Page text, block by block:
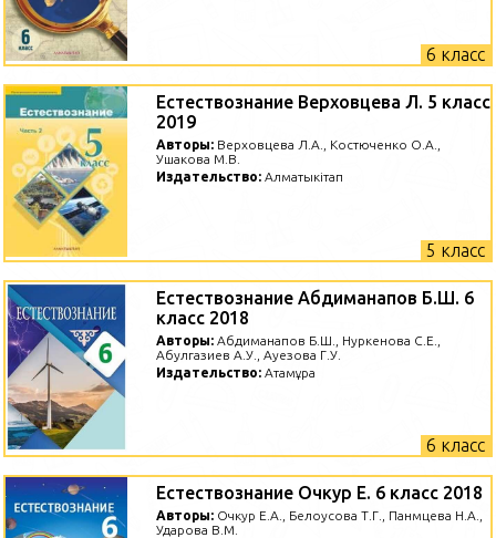
6 класс
Естествознание Верховцева Л. 5 класс
2019
Авторы: Верховцева Л.А., Костюченко О.А.,
Ушакова М.В.
Издательство: Алматыкітап
5 класс
Естествознание Абдиманапов Б.Ш. 6
класс 2018
Авторы: Абдиманапов Б.Ш., Нуркенова С.Е.,
Абулгазиев А.У., Ауезова Г.У.
Издательство: Атамұра
6 класс
Естествознание Очкур Е. 6 класс 2018
Авторы: Очкур Е.А., Белоусова Т.Г., Панмцева Н.А.,
Ударова В.М.